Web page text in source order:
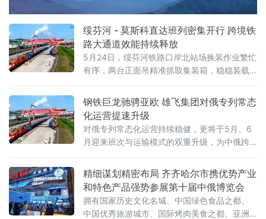
绥芬河 - 莫斯科直达班列密集开行 跨境铁
路大通道效能持续释放
5月24日，绥芬河铁路口岸北站场换装作业繁忙
有序，两台正面吊精准抓取集装箱，稳稳装载
二、三列“绥芬河—莫斯科”直达班列完成编组，
即将满载110个集装箱、货值超5000万元人民
币的货物启程赴俄，标志着绥芬河口岸跨境铁
路运能实现新跃升。
钢铁巨龙驰骋亚欧 雄飞集团对俄专列常态
化运营提速升级
对俄专列常态化运营持续稳健，更将于5月、6
月迎来班次与运输模式的双重升级，为中俄跨
精细谋划精密布局 齐齐哈尔市携优势产业
和特色产品强势参展第十届中俄博览会
拥有国家历史文化名城、中国绿色食品之都、
中国优秀旅游城市、国际烤肉美食之都、亚洲